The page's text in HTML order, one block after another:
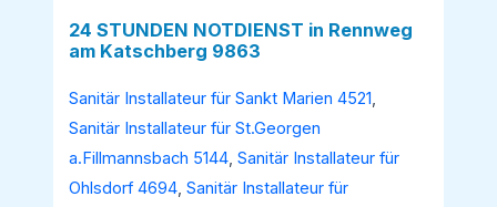
24 STUNDEN NOTDIENST in Rennweg
am Katschberg 9863
Sanitär Installateur für Sankt Marien 4521,
Sanitär Installateur für St.Georgen
a.Fillmannsbach 5144,Sanitär Installateur für
Ohlsdorf 4694,Sanitär Installateur für